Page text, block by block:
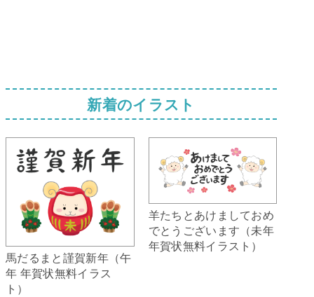
新着のイラスト
馬だるまと謹賀新年（午
年 年賀状無料イラス
ト）
羊たちとあけましておめ
でとうございます（未年
年賀状無料イラスト）